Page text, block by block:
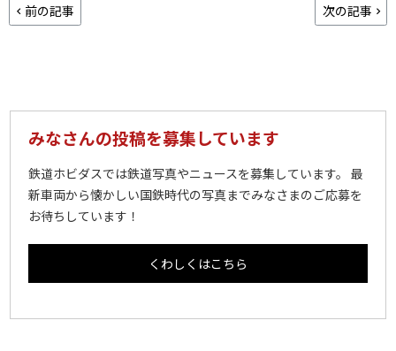
前の記事 次の記事
みなさんの投稿を募集しています
鉄道ホビダスでは鉄道写真やニュースを募集しています。 最
新車両から懐かしい国鉄時代の写真までみなさまのご応募を
お待ちしています！
くわしくはこちら